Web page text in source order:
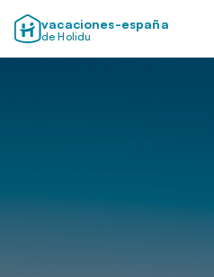
vacaciones-españa
de Holidu